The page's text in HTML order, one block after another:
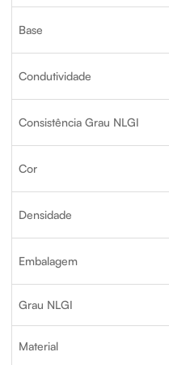
Base
Condutividade
Consistência Grau NLGI
Cor
Densidade
Embalagem
Grau NLGI
Material